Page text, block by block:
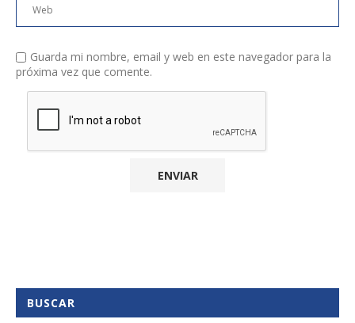
Guarda mi nombre, email y web en este navegador para la
próxima vez que comente.
BUSCAR